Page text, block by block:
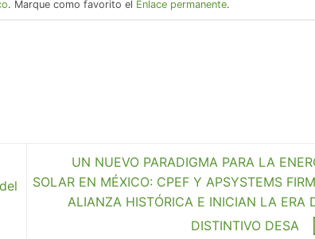
. Marque como favorito el Enlace permanente.
UN NUEVO PARADIGMA PARA LA
SOLAR EN MÉXICO: CPEF Y APSYSTEMS
ALIANZA HISTÓRICA E INICIAN LA ERA
DISTINTIVO DESA